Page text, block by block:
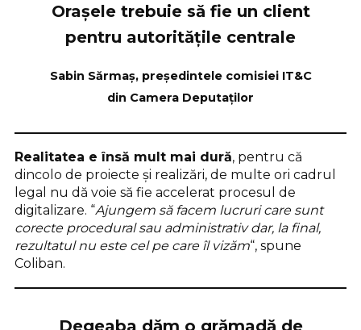
Orașele trebuie să fie un client
pentru autoritățile centrale
Sabin Sărmaș, președintele comisiei IT&C
din Camera Deputaților
Realitatea e însă mult mai dură, pentru că
dincolo de proiecte și realizări, de multe ori cadrul
legal nu dă voie să fie accelerat procesul de
digitalizare. “Ajungem să facem lucruri care sunt
corecte procedural sau administrativ dar, la final,
rezultatul nu este cel pe care îl vizăm“, spune
Coliban.
Degeaba dăm o grămadă de